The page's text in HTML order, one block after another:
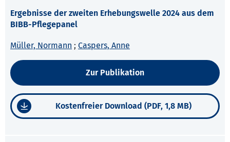
Ergebnisse der zweiten Erhebungswelle 2024 aus dem
BIBB-Pflegepanel
Müller, Normann ; Caspers, Anne
Zur Publikation
Kostenfreier Download (PDF, 1,8 MB)